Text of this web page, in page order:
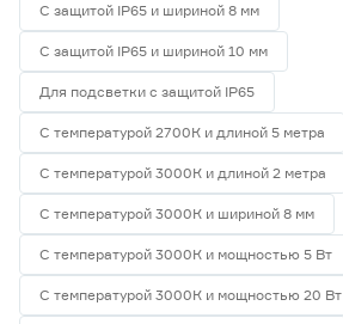
С защитой IP65 и шириной 8 мм
С защитой IP65 и шириной 10 мм
Для подсветки с защитой IP65
С температурой 2700К и длиной 5 метра
С температурой 3000К и длиной 2 метра
С температурой 3000К и шириной 8 мм
С температурой 3000К и мощностью 5 Вт
С температурой 3000К и мощностью 20 Вт